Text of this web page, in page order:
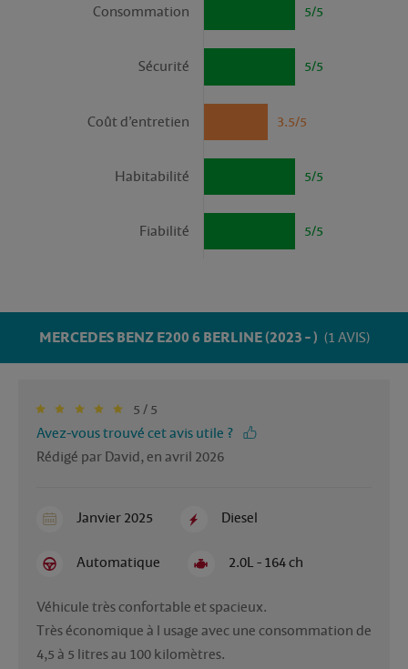
5/5
Consommation
5/5
Sécurité
3.5/5
Coût d’entretien
5/5
Habitabilité
5/5
Fiabilité
MERCEDES BENZ E200 6 BERLINE (2023 - ) (1 AVIS)
5 / 5
Avez-vous trouvé cet avis utile ?
Rédigé par David, en avril 2026
Janvier 2025 Diesel
Automatique 2.0L - 164 ch
Véhicule très confortable et spacieux.
Très économique à l usage avec une consommation de
4,5 à 5 litres au 100 kilomètres.